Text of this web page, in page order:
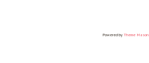
Powered by Theme Mason